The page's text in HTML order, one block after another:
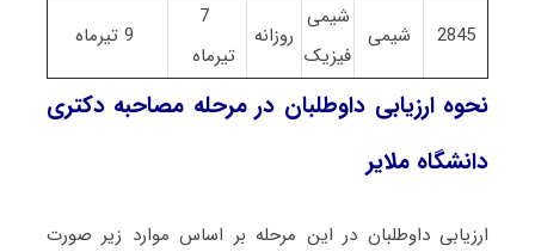
2845 شیمی
شیمی
فیزیک
روزانه
7
تیرماه
نحوه ارزیابی داوطلبان در مرحله مصاحبه دکتری
دانشگاه ملایر
ارزیابی داوطلبان در این مرحله بر اساس موارد زیر صورت